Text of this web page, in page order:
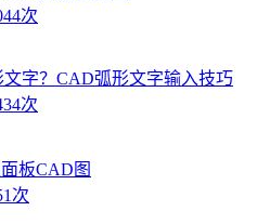
次
字？CAD弧形文字输入技巧
次
板CAD图
次